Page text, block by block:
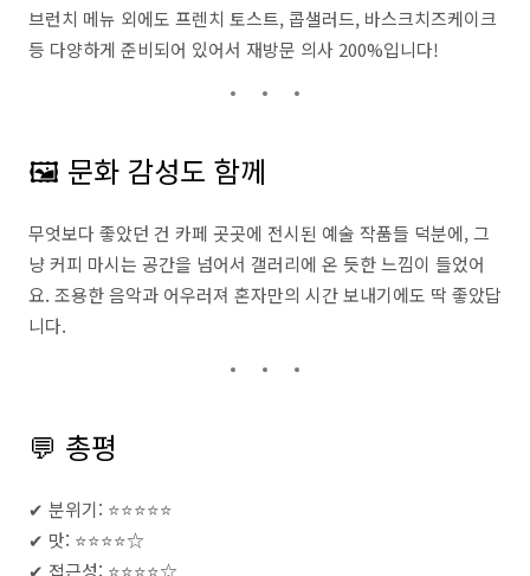
브런치 메뉴 외에도 프렌치 토스트, 콥샐러드, 바스크치즈케이크
등 다양하게 준비되어 있어서 재방문 의사 200%입니다!
🖼️ 문화 감성도 함께
무엇보다 좋았던 건 카페 곳곳에 전시된 예술 작품들 덕분에, 그
냥 커피 마시는 공간을 넘어서 갤러리에 온 듯한 느낌이 들었어
요. 조용한 음악과 어우러져 혼자만의 시간 보내기에도 딱 좋았답
니다.
💬 총평
✔ 분위기: ⭐⭐⭐⭐⭐
✔ 맛: ⭐⭐⭐⭐☆
✔ 접근성: ⭐⭐⭐⭐☆